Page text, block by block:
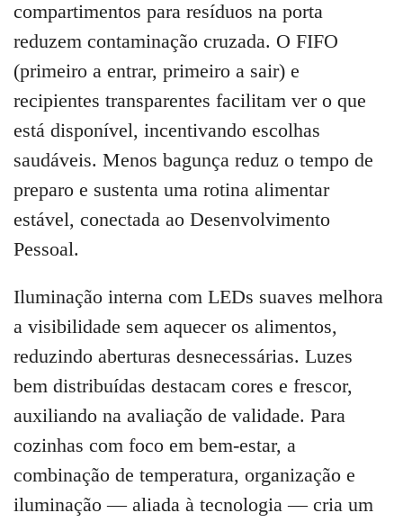
compartimentos para resíduos na porta
reduzem contaminação cruzada. O FIFO
(primeiro a entrar, primeiro a sair) e
recipientes transparentes facilitam ver o que
está disponível, incentivando escolhas
saudáveis. Menos bagunça reduz o tempo de
preparo e sustenta uma rotina alimentar
estável, conectada ao Desenvolvimento
Pessoal.
Iluminação interna com LEDs suaves melhora
a visibilidade sem aquecer os alimentos,
reduzindo aberturas desnecessárias. Luzes
bem distribuídas destacam cores e frescor,
auxiliando na avaliação de validade. Para
cozinhas com foco em bem-estar, a
combinação de temperatura, organização e
iluminação — aliada à tecnologia — cria um